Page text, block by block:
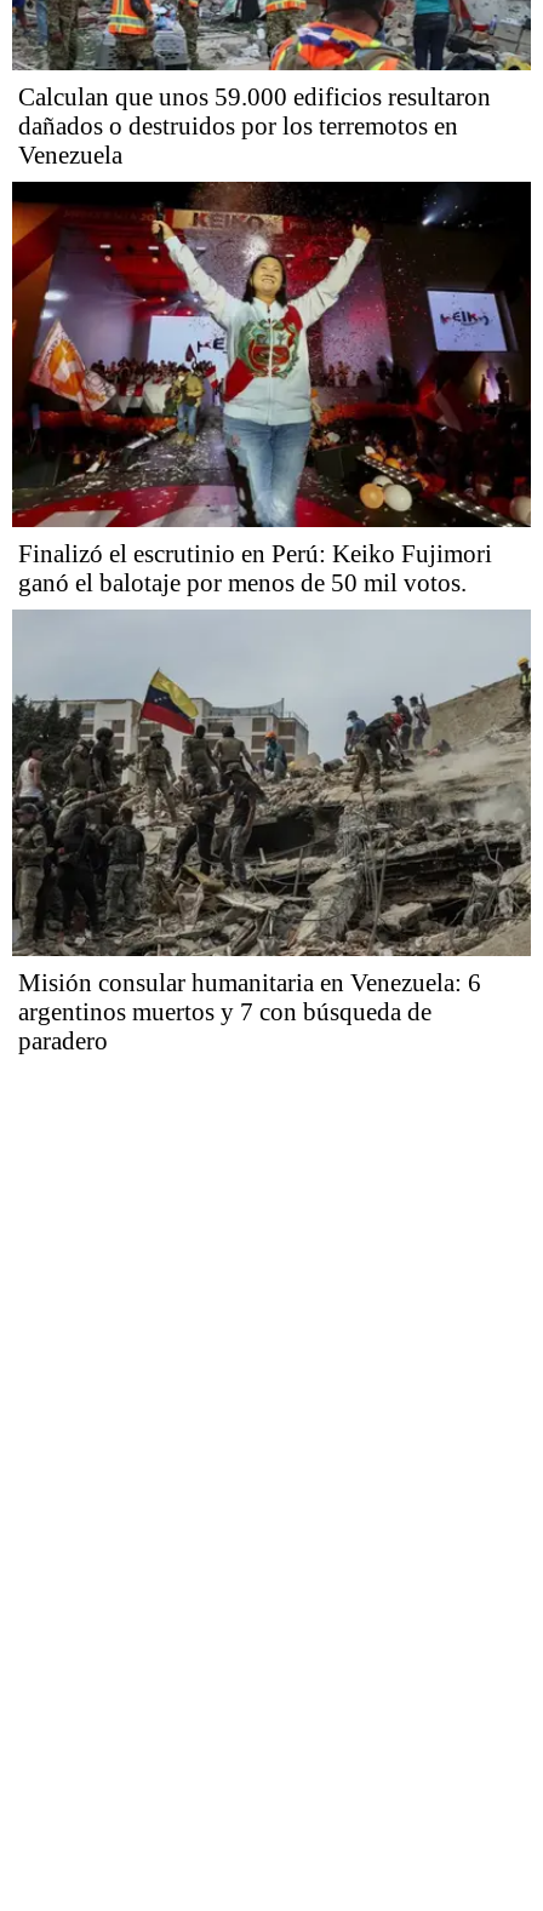
Calculan que unos 59.000 edificios resultaron
dañados o destruidos por los terremotos en
Venezuela
Finalizó el escrutinio en Perú: Keiko Fujimori
ganó el balotaje por menos de 50 mil votos.
Misión consular humanitaria en Venezuela: 6
argentinos muertos y 7 con búsqueda de
paradero